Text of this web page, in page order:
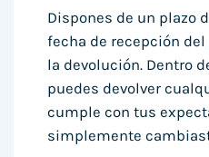
Dispones de un plazo
fecha de recepción
la devolución. Dentro
puedes devolver
cumple con tus
simplemente